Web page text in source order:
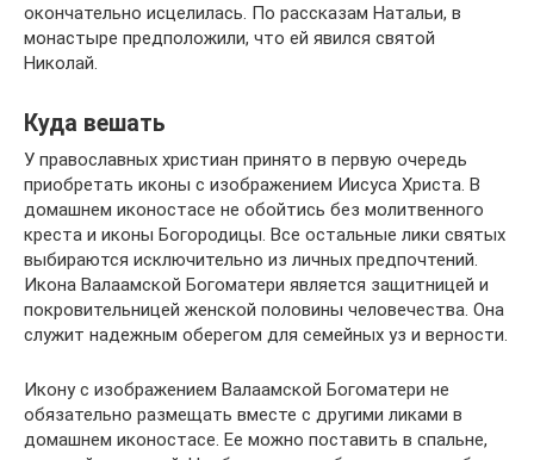
окончательно исцелилась. По рассказам Натальи, в
монастыре предположили, что ей явился святой
Николай.
Куда вешать
У православных христиан принято в первую очередь
приобретать иконы с изображением Иисуса Христа. В
домашнем иконостасе не обойтись без молитвенного
креста и иконы Богородицы. Все остальные лики святых
выбираются исключительно из личных предпочтений.
Икона Валаамской Богоматери является защитницей и
покровительницей женской половины человечества. Она
служит надежным оберегом для семейных уз и верности.
Икону с изображением Валаамской Богоматери не
обязательно размещать вместе с другими ликами в
домашнем иконостасе. Ее можно поставить в спальне,